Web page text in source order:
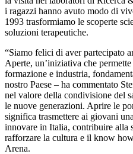
i ragazzi hanno avuto modo di
1993 trasformiamo le scoperte
soluzioni terapeutiche.
“Siamo felici di aver partecipato
Aperte, un’iniziativa che
formazione e industria,
nostro Paese – ha commentato
nel valore della condivisione del
le nuove generazioni. Aprire le
significa trasmettere ai giovani
innovare in Italia, contribuire alla
rafforzare la cultura e il know
Arena.